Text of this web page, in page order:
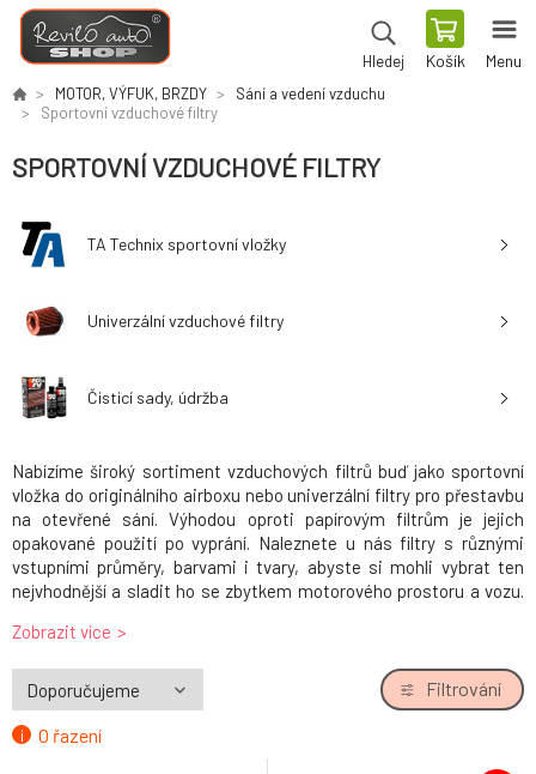
Hledej Košík Menu
MOTOR, VÝFUK, BRZDY
Sání a vedení vzduchu
Sportovní vzduchové filtry
SPORTOVNÍ VZDUCHOVÉ FILTRY
TA Technix sportovní vložky
Univerzální vzduchové filtry
Čisticí sady, údržba
Nabízíme široký sortiment vzduchových filtrů buď jako sportovní
vložka do originálního airboxu nebo univerzální filtry pro přestavbu
na otevřené sání. Výhodou oproti papírovým filtrům je jejich
opakované použití po vyprání. Naleznete u nás filtry s různými
vstupními průměry, barvami i tvary, abyste si mohli vybrat ten
nejvhodnější a sladit ho se zbytkem motorového prostoru a vozu.
motorů navíc urychlit nástup kroutícího momentu.
K filtrům zákazníci často hledají také kompletní kity sání či sací
svody ,intercoolery
Zobrazit více
O řazení
Filtrování